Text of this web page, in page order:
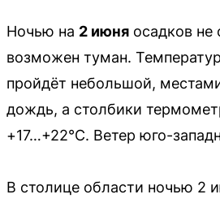
Ночью на 2 июня осадков не
возможен туман.
пройдёт небольшой,
дождь, а столбики
+17…+22°C. Ветер юго-
В столице области ночью 2